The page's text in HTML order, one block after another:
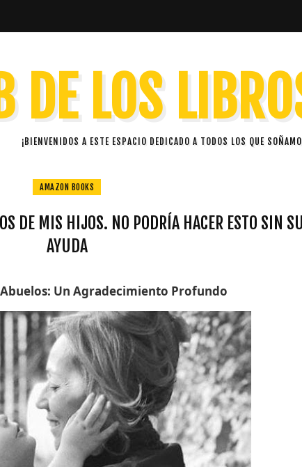
DE LOS
¡BIENVENIDOS A ESTE ESPACIO DEDICADO A TODOS LOS QUE
AMAZON BOOKS
DE MIS HIJOS. NO PODRÍA HACER ESTO SIN SU
AYUDA
Un Agradecimiento Profundo